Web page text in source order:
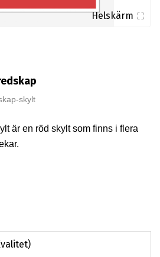
Helskärm
skylt
är en röd skylt som finns i flera